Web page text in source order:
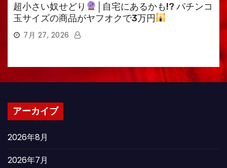
超小さい奴せどり
│自宅にあるかも!? パチンコ
玉サイズの商品がヤフオクで3万円
7月 27, 2026
アーカイブ
2026年8月
2026年7月